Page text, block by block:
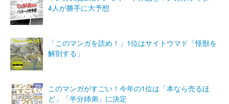
4人が勝手に大予想
「このマンガを読め！」1位はサイトウマド「怪獣を
解剖する」
このマンガがすごい！今年の1位は「本なら売るほ
ど」「半分姉弟」に決定